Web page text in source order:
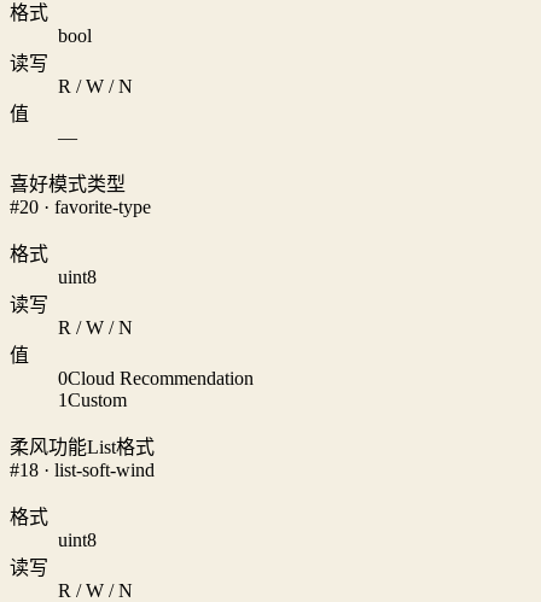
格式
bool
读写
R / W / N
值
—
喜好模式类型
#20 · favorite-type
格式
uint8
读写
R / W / N
值
0Cloud Recommendation
1Custom
柔风功能List格式
#18 · list-soft-wind
格式
uint8
读写
R / W / N